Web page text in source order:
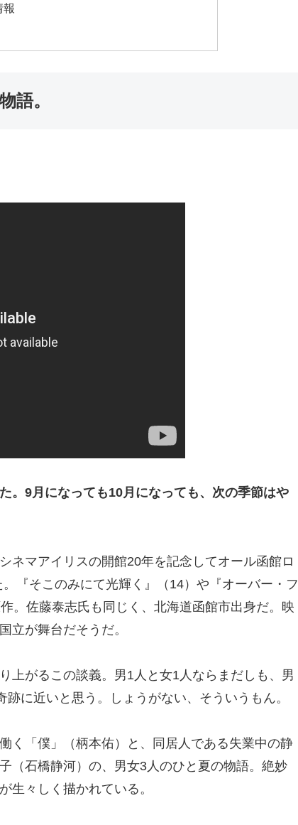
報
語。
。9月になっても10月になっても、次の季節はや
ネマアイリスの開館20年を記念してオール函館ロ
『そこのみにて光輝く』（14）や『オーバー・フ
。佐藤泰志氏も同じく、北海道函館市出身だ。映
立が舞台だそうだ。
上がるこの談義。男1人と女1人ならまだしも、男
に近いと思う。しょうがない、そういうもん。
く「僕」（柄本佑）と、同居人である失業中の静
（石橋静河）の、男女3人のひと夏の物語。絶妙
生々しく描かれている。